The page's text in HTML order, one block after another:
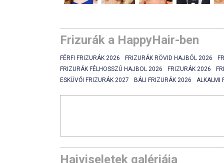
Frizurák a HappyHair-ben
FÉRFI FRIZURÁK 2026 FRIZURÁK RÖVID HAJBÓL 2026
FRIZURÁK FÉLHOSSZÚ HAJBOL 2026
FRIZURÁK 2026
ESKÜVŐI FRIZURÁK 2027
BÁLI FRIZURÁK 2026 ALKALMI
Hajviseletek galériája